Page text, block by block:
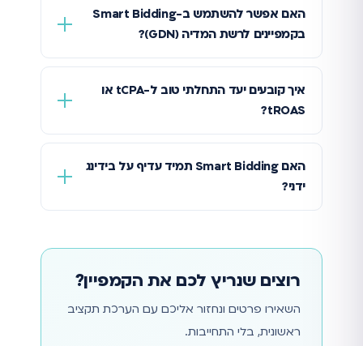
האם אפשר להשתמש ב-Smart Bidding
בקמפיינים לרשת המדיה (GDN)?
איך קובעים יעד התחלתי טוב ל-tCPA או
tROAS?
האם Smart Bidding תמיד עדיף על בידינג
ידני?
רוצים שנריץ לכם את הקמפיין?
השאירו פרטים ונחזור אליכם עם הערכת תקציב
ראשונית, בלי התחייבות.